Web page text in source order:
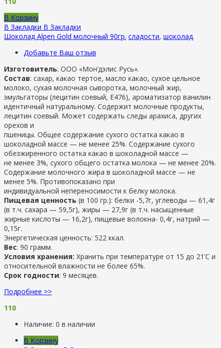
В Корзину
В Закладки В Закладки
Шоколад Alpen Gold молочный 90гр. сладости, шоколад.
Добавьте Ваш отзыв
Изготовитель: ООО «Мон’дэлис Русь».
Состав: сахар, какао тертое, масло какао, сухое цельное
молоко, сухая молочная сыворотка, молочный жир,
эмульгаторы (лецитин соевый, Е476), ароматизатор ванилин
идентичный натуральному. Содержит молочные продукты,
лецитин соевый. Может содержать следы арахиса, других
орехов и
пшеницы. Общее содержание сухого остатка какао в
шоколадной массе — не менее 25%. Содержание сухого
обезжиренного остатка какао в шоколадной массе —
не менее 3%, сухого общего остатка молока — не менее 20%.
Содержание молочного жира в шоколадной массе — не
менее 5%. Противопоказано при
индивидуальной непереносимости к белку молока.
Пищевая ценность (в 100 гр.): белки -5,7г, углеводы — 61,4г
(в т.ч. сахара — 59,5г), жиры — 27,9г (в т.ч. насыщенные
жирные кислоты — 16,2г), пищевые волокна- 0,4г, натрий —
0,15г.
Энергетическая ценность: 522 ккал.
Вес: 90 грамм.
Условия хранения: Хранить при температуре от 15 до 21’С и
относительной влажности не более 65%.
Срок годности: 9 месяцев.
Подробнее >>
110
Наличие: 0 в наличии
В Корзину